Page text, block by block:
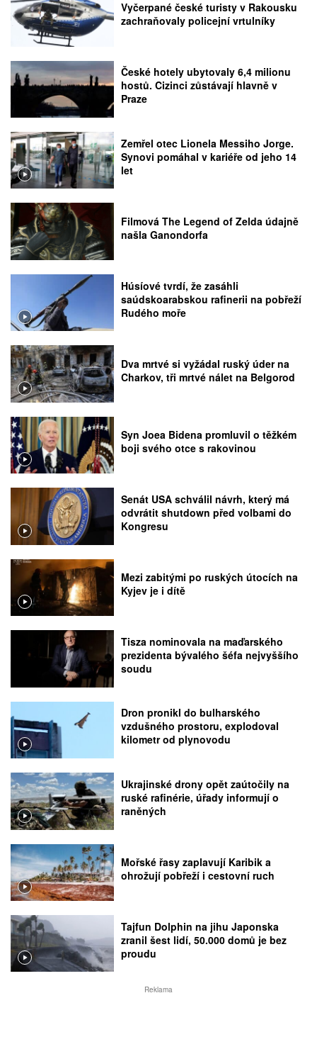
Vyčerpané české turisty v Rakousku
zachraňovaly policejní vrtulníky
České hotely ubytovaly 6,4 milionu
hostů. Cizinci zůstávají hlavně v
Praze
Zemřel otec Lionela Messiho Jorge.
Synovi pomáhal v kariéře od jeho 14
let
Filmová The Legend of Zelda údajně
našla Ganondorfa
Húsíové tvrdí, že zasáhli
saúdskoarabskou rafinerii na pobřeží
Rudého moře
Dva mrtvé si vyžádal ruský úder na
Charkov, tři mrtvé nálet na Belgorod
Syn Joea Bidena promluvil o těžkém
boji svého otce s rakovinou
Senát USA schválil návrh, který má
odvrátit shutdown před volbami do
Kongresu
Mezi zabitými po ruských útocích na
Kyjev je i dítě
Tisza nominovala na maďarského
prezidenta bývalého šéfa nejvyššího
soudu
Dron pronikl do bulharského
vzdušného prostoru, explodoval
kilometr od plynovodu
Ukrajinské drony opět zaútočily na
ruské rafinérie, úřady informují o
raněných
Mořské řasy zaplavují Karibik a
ohrožují pobřeží i cestovní ruch
Tajfun Dolphin na jihu Japonska
zranil šest lidí, 50.000 domů je bez
proudu
Reklama